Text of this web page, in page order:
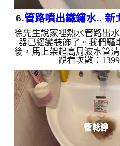
6.管路噴出鐵鏽水.. 新
興街 洗水管
徐先生說家裡熱水管路出
器已經變裝飾了。我們驅
後，馬上架起高周波水管
入弱酸性檸檬酸靜置軟化
所料，螺旋波模式一啟動
出髒水，一下就變成「冬
又變成「鐵鏽水」！這就
管壁的泥沙與鐵鏽。經過
鬥，出水終於變乾淨，熱
復了。 為什麼水管需要
除」？ 管壁髒汙靠一般
除，不同的水質也會產生
觀看次數：1399